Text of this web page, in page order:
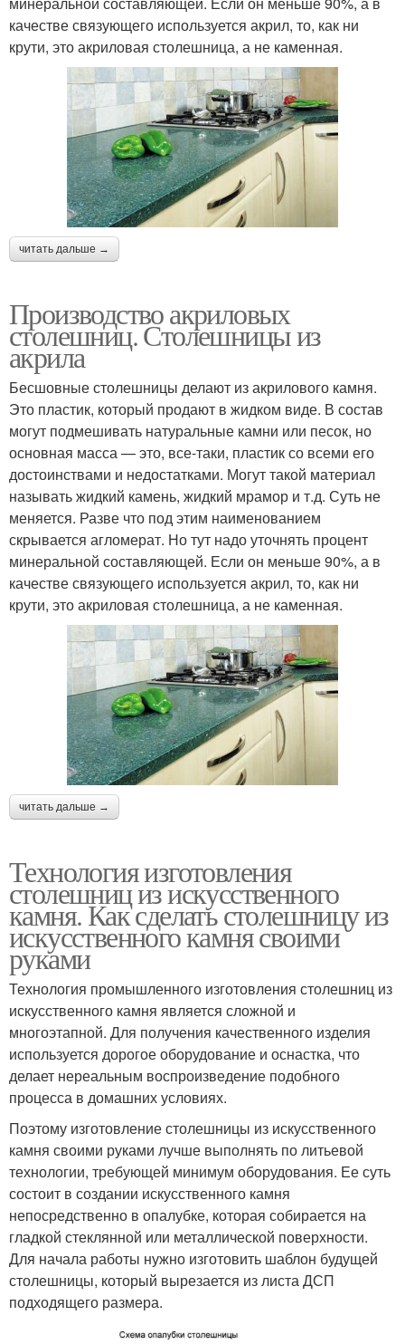
качестве связующего используется акрил, то, как ни
крути, это акриловая столешница, а не каменная.
читать дальше →
Производство акриловых
столешниц. Столешницы из
акрила
Бесшовные столешницы делают из акрилового камня.
Это пластик, который продают в жидком виде. В состав
могут подмешивать натуральные камни или песок, но
основная масса — это, все-таки, пластик со всеми его
достоинствами и недостатками. Могут такой материал
называть жидкий камень, жидкий мрамор и т.д. Суть не
меняется. Разве что под этим наименованием
скрывается агломерат. Но тут надо уточнять процент
минеральной составляющей. Если он меньше 90%, а в
качестве связующего используется акрил, то, как ни
крути, это акриловая столешница, а не каменная.
читать дальше →
Технология изготовления
столешниц из искусственного
камня. Как сделать столешницу из
искусственного камня своими
руками
Технология промышленного изготовления столешниц из
искусственного камня является сложной и
многоэтапной. Для получения качественного изделия
используется дорогое оборудование и оснастка, что
делает нереальным воспроизведение подобного
процесса в домашних условиях.
Поэтому изготовление столешницы из искусственного
камня своими руками лучше выполнять по литьевой
технологии, требующей минимум оборудования. Ее суть
состоит в создании искусственного камня
непосредственно в опалубке, которая собирается на
гладкой стеклянной или металлической поверхности.
Для начала работы нужно изготовить шаблон будущей
столешницы, который вырезается из листа ДСП
подходящего размера.